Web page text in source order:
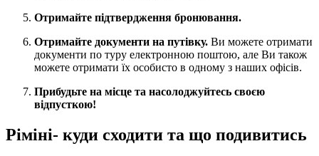
Отримайте підтвердження бронювання.
Отримайте документи на путівку. Ви можете отримати
документи по туру електронною поштою, але Ви також
можете отримати їх особисто в одному з наших офісів.
Прибудьте на місце та насолоджуйтесь своєю
відпусткою!
Ріміні- куди сходити та що подивитись